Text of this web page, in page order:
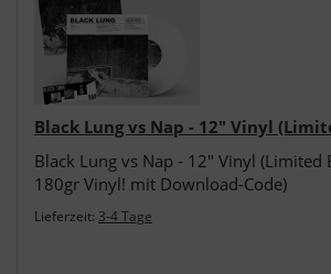
Black Lung vs Nap - 12" Vinyl
Black Lung vs Nap - 12" Vinyl (Limited
180gr Vinyl! mit Download-Code)
Lieferzeit: 3-4 Tage